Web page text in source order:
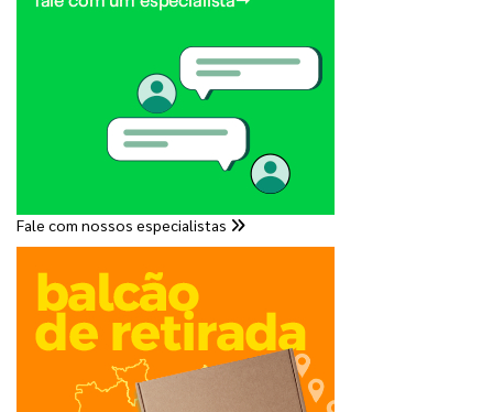
Fale com nossos especialistas